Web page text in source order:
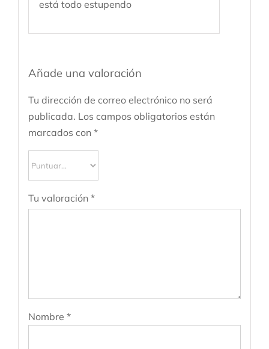
está todo estupendo
Añade una valoración
Tu dirección de correo electrónico no será
publicada. Los campos obligatorios están
marcados con *
Tu valoración *
Nombre *